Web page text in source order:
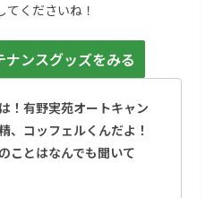
くださいね！
ンスグッズをみる
！有野実苑オートキャン
、コッフェルくんだよ！
ことはなんでも聞いて